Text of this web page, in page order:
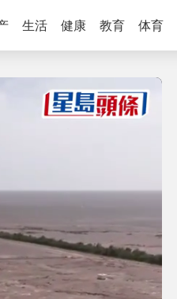
生活 健康 教育 体育